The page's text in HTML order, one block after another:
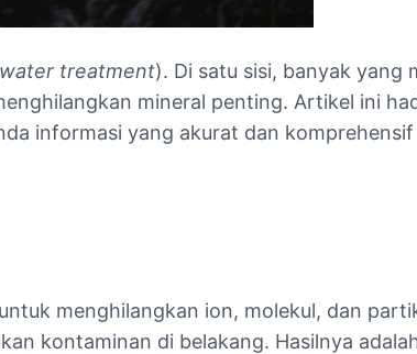
water treatment). Di satu sisi, banyak yang
mineral penting. Artikel ini
informasi yang akurat dan
menghilangkan ion, molekul, dan
kontaminan di belakang. Hasilnya